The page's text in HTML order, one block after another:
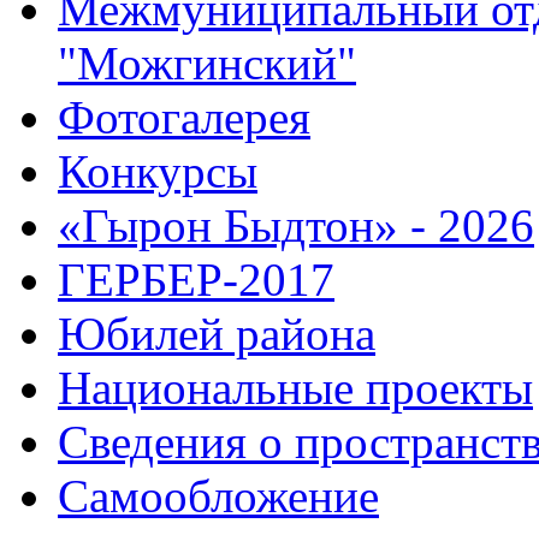
"Можгинский"
Фотогалерея
Конкурсы
«Гырон Быдтон» - 2026
ГЕРБЕР-2017
Юбилей района
Национальные проекты
Сведения о
Самообложение